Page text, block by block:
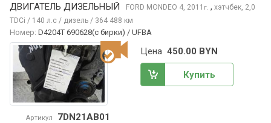
ДВИГАТЕЛЬ ДИЗЕЛЬНЫЙ FORD MONDEO 4, 2011 г. , хэтчбек, 2,0
TDCi / 140 л.с / дизель / 364 488 км
Номер: D4204T 690628(c бирки) / UFBA
Артикул 7DN21AB01
Цена 450.00 BYN
Купить